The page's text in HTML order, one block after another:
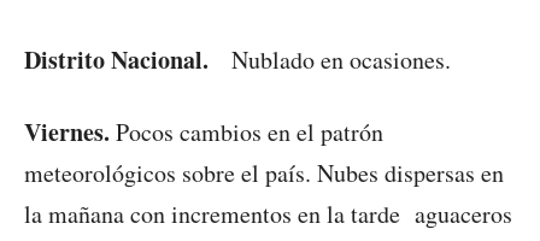
Distrito Nacional. Nublado en ocasiones.
Viernes. Pocos cambios en el patrón
meteorológicos sobre el país. Nubes dispersas en
la mañana con incrementos en la tarde aguaceros